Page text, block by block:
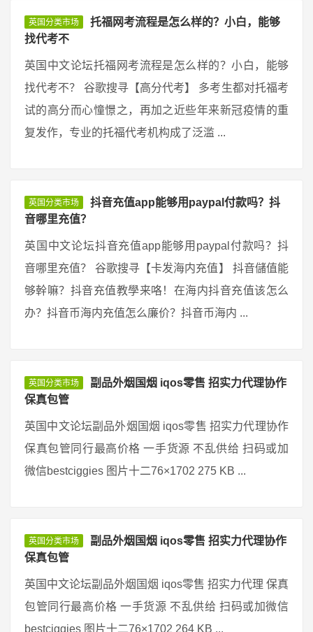
英国分类市场
托福网考流程是怎么样的？小白，能够
找代考不
英国中文论坛托福网考流程是怎么样的？小白，能够
找代考不？ 谷歌搜寻【高分代考】 多考生都对托福考
试的高分而心憧憬之，再加之近些年来新冠疫情的重
复发作，专业的托福代考机构成了泛滥 ...
英国分类市场
抖音充值app能够用paypal付款吗？抖
音哪里充值？
英国中文论坛抖音充值app能够用paypal付款吗？抖
音哪里充值？ 谷歌搜寻【卡发海内充值】 抖音儲值能
够幹嘛？抖音充值教學来咯！在海内抖音充值该怎么
办？抖音币海内充值怎么廉价？抖音币海内 ...
英国分类市场
副品外烟国烟 iqos零售 招实力代理协作
保真包管
英国中文论坛副品外烟国烟 iqos零售 招实力代理协作
保真包管同行最高价格 一手货源 不乱供给 扫码或加
微信bestciggies 图片十二76×1702 275 KB ...
英国分类市场
副品外烟国烟 iqos零售 招实力代理协作
保真包管
英国中文论坛副品外烟国烟 iqos零售 招实力代理 保真
包管同行最高价格 一手货源 不乱供给 扫码或加微信
bestciggies 图片十二76×1702 264 KB ...